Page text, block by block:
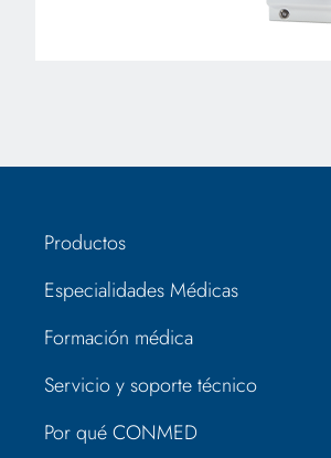
Productos
Especialidades Médicas
Formación médica
Servicio y soporte técnico
Por qué CONMED